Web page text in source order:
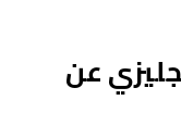
عن